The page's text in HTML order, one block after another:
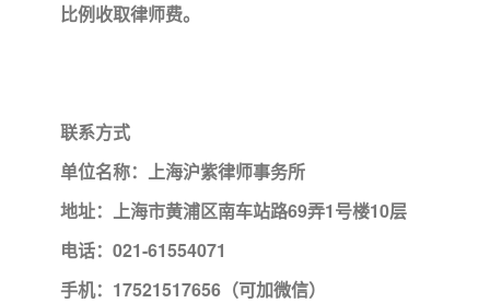
比例收取律师费。
联系方式
单位名称：上海沪紫律师事务所
地址：上海市黄浦区南车站路69弄1号楼10层
电话：021-61554071
手机：17521517656（可加微信）